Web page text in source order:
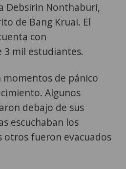
Debsirin Nonthaburi,
de Bang Kruai. El
con
mil estudiantes.
de pánico
Algunos
debajo de sus
escuchaban los
otros fueron evacuados